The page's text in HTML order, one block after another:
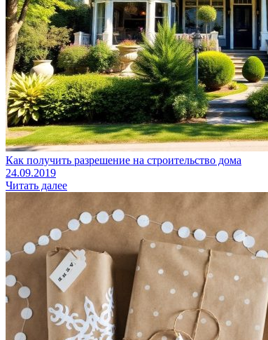
Как получить разрешение на строительство дома
24.09.2019
Читать далее